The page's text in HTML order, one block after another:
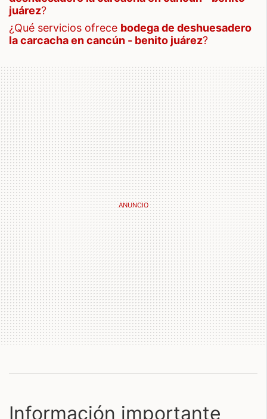
juárez?
¿qué servicios ofrece bodega de deshuesadero
la carcacha en cancún - benito juárez?
Información importante